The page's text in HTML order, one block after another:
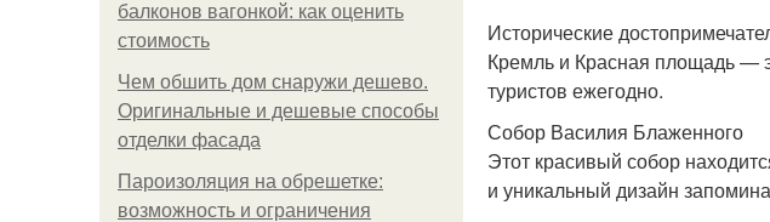
балконов вагонкой: как оценить
стоимость
Чем обшить дом снаружи дешево.
Оригинальные и дешевые способы
отделки фасада
Пароизоляция на обрешетке:
возможность и ограничения
Исторические
Кремль и Красная площадь —
туристов ежегодно.
Собор Василия Блаженного
Этот красивый собор
и уникальный дизайн